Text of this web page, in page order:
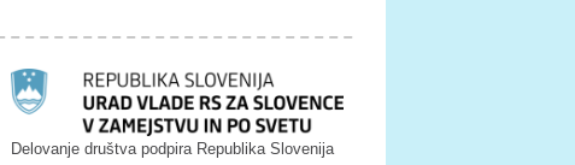
Delovanje društva podpira Republika Slovenija